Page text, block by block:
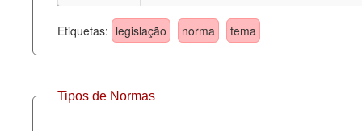
Etiquetas: legislação norma tema
Tipos de Normas